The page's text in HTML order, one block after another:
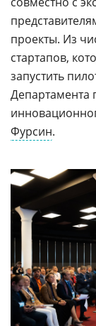
проекты. Из
стартапов,
запустить
Департамента
Фурсин.